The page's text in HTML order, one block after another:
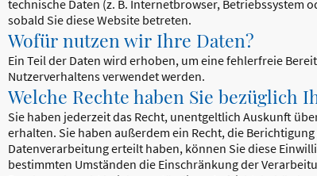
technische Daten (z. B. Internetbrowser, Betriebssystem
sobald Sie diese Website betreten.
Wofür nutzen wir Ihre Daten?
Ein Teil der Daten wird erhoben, um eine fehlerfreie
Nutzerverhaltens verwendet werden.
Welche Rechte haben Sie bezüglich
Sie haben jederzeit das Recht, unentgeltlich Auskunft
erhalten. Sie haben außerdem ein Recht, die
Datenverarbeitung erteilt haben, können Sie diese
bestimmten Umständen die Einschränkung der